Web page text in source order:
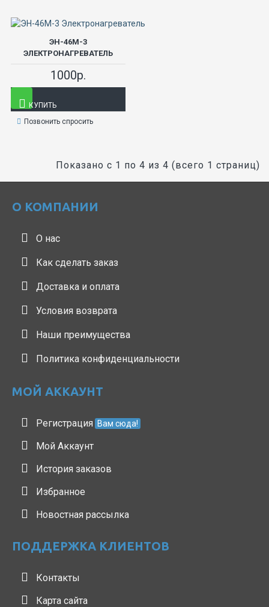
ЭН-46М-3
ЭЛЕКТРОНАГРЕВАТЕЛЬ
1000р.
КУПИТЬ
Позвонить спросить
Показано с 1 по 4 из 4 (всего 1 страниц)
О КОМПАНИИ
О нас
Как сделать заказ
Доставка и оплата
Условия возврата
Наши преимущества
Политика конфиденциальности
МОЙ АККАУНТ
Регистрация Вам сюда!
Мой Аккаунт
История заказов
Избранное
Новостная рассылка
ПОДДЕРЖКА КЛИЕНТОВ
Контакты
Карта сайта